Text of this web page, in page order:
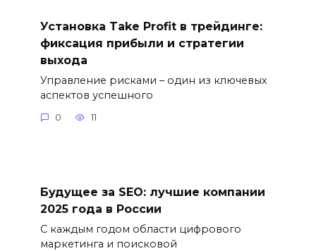
Установка Take Profit в трейдинге:
фиксация прибыли и стратегии
выхода
Управление рисками – один из ключевых
аспектов успешного
0 11
Будущее за SEO: лучшие компании
2025 года в России
С каждым годом области цифрового
маркетинга и поисковой